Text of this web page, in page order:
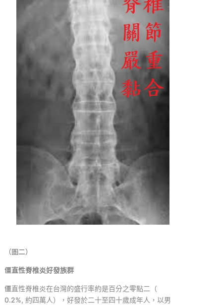
（圖二）
僵直性脊椎炎好發族群
僵直性脊椎炎在台灣的盛行率約是百分之零點二（
0.2%, 約四萬人），好發於二十至四十歲成年人，以男